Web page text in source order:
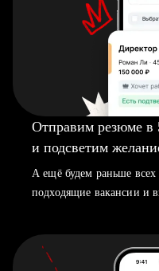
Отправим резюме
и подсветим
А ещё будем раньше всех
подходящие вакансии и